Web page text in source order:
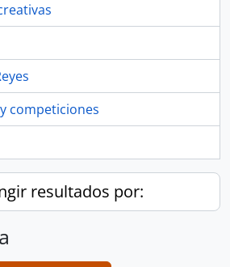
competiciones
resultados por: